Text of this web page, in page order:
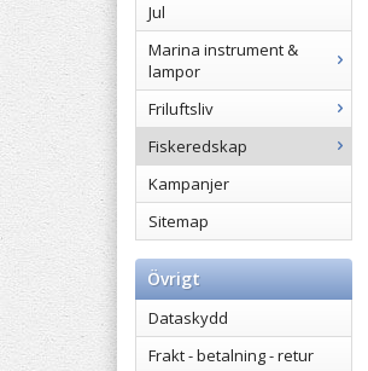
Jul
Marina instrument &
lampor
Friluftsliv
Fiskeredskap
Kampanjer
Sitemap
Övrigt
Dataskydd
Frakt - betalning - retur